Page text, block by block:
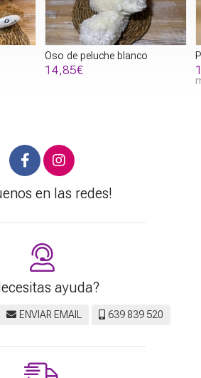
Peluche gris o peluche rosa
11,25€
en las redes!
ayuda?
ENVIAR EMAIL 639 839 520